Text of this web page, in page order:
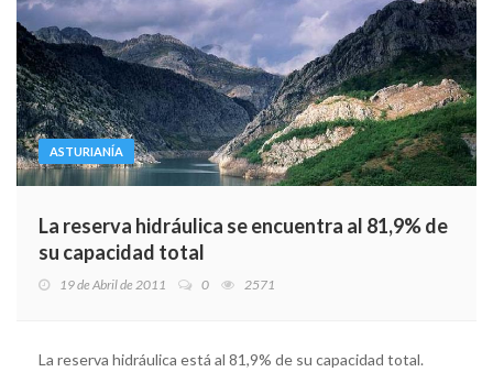
ASTURIANÍA
La reserva hidráulica se encuentra al 81,9% de
su capacidad total
19 de Abril de 2011 0 2571
La reserva hidráulica está al 81,9% de su capacidad total.